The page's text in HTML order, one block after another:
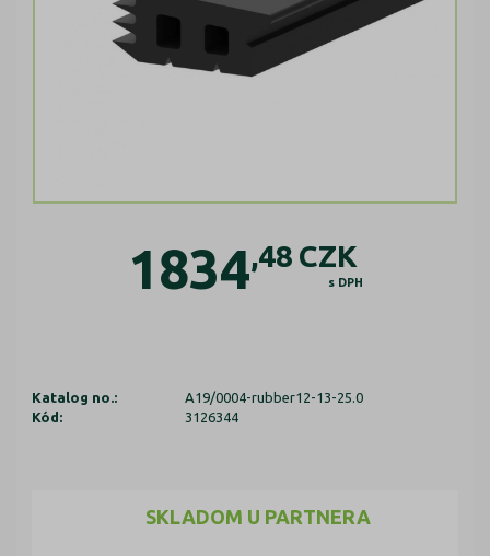
1834,48 CZK
s DPH
Katalog no.:
A19/0004-rubber12-13-25.0
Kód:
3126344
SKLADOM U PARTNERA